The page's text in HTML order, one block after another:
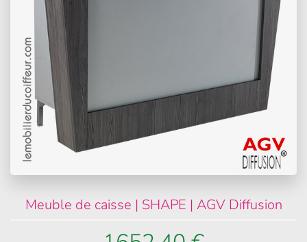
Meuble de caisse | SHAPE | AGV Diffusion